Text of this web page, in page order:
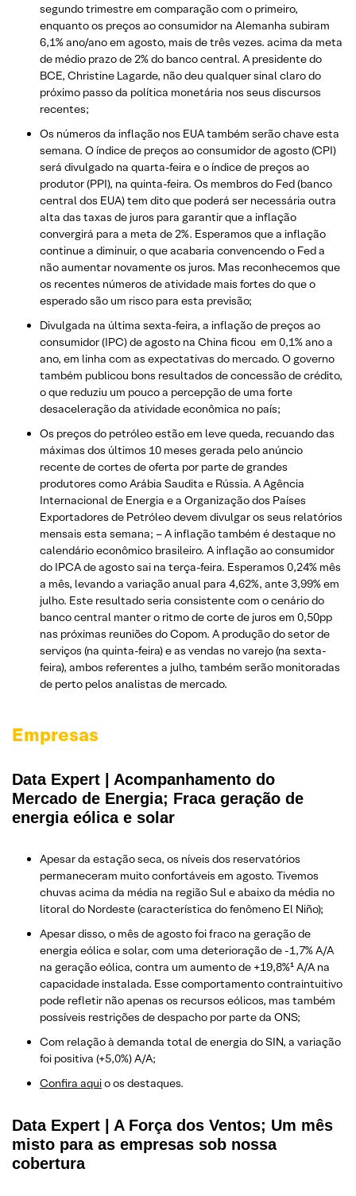
segundo trimestre em comparação com o primeiro,
enquanto os preços ao consumidor na Alemanha subiram
6,1% ano/ano em agosto, mais de três vezes. acima da meta
de médio prazo de 2% do banco central. A presidente do
BCE, Christine Lagarde, não deu qualquer sinal claro do
próximo passo da política monetária nos seus discursos
recentes;
Os números da inflação nos EUA também serão chave esta
semana. O índice de preços ao consumidor de agosto (CPI)
será divulgado na quarta-feira e o índice de preços ao
produtor (PPI), na quinta-feira. Os membros do Fed (banco
central dos EUA) tem dito que poderá ser necessária outra
alta das taxas de juros para garantir que a inflação
convergirá para a meta de 2%. Esperamos que a inflação
continue a diminuir, o que acabaria convencendo o Fed a
não aumentar novamente os juros. Mas reconhecemos que
os recentes números de atividade mais fortes do que o
esperado são um risco para esta previsão;
Divulgada na última sexta-feira, a inflação de preços ao
consumidor (IPC) de agosto na China ficou em 0,1% ano a
ano, em linha com as expectativas do mercado. O governo
também publicou bons resultados de concessão de crédito,
o que reduziu um pouco a percepção de uma forte
desaceleração da atividade econômica no país;
Os preços do petróleo estão em leve queda, recuando das
máximas dos últimos 10 meses gerada pelo anúncio
recente de cortes de oferta por parte de grandes
produtores como Arábia Saudita e Rússia. A Agência
Internacional de Energia e a Organização dos Países
Exportadores de Petróleo devem divulgar os seus relatórios
mensais esta semana; – A inflação também é destaque no
calendário econômico brasileiro. A inflação ao consumidor
do IPCA de agosto sai na terça-feira. Esperamos 0,24% mês
a mês, levando a variação anual para 4,62%, ante 3,99% em
julho. Este resultado seria consistente com o cenário do
banco central manter o ritmo de corte de juros em 0,50pp
nas próximas reuniões do Copom. A produção do setor de
serviços (na quinta-feira) e as vendas no varejo (na sexta-
feira), ambos referentes a julho, também serão monitoradas
de perto pelos analistas de mercado.
Empresas
Data Expert | Acompanhamento do
Mercado de Energia; Fraca geração de
energia eólica e solar
Apesar da estação seca, os níveis dos reservatórios
permaneceram muito confortáveis em agosto. Tivemos
chuvas acima da média na região Sul e abaixo da média no
litoral do Nordeste (característica do fenômeno El Niño);
Apesar disso, o mês de agosto foi fraco na geração de
energia eólica e solar, com uma deterioração de -1,7% A/A
na geração eólica, contra um aumento de +19,8%¹ A/A na
capacidade instalada. Esse comportamento contraintuitivo
pode refletir não apenas os recursos eólicos, mas também
possíveis restrições de despacho por parte da ONS;
Com relação à demanda total de energia do SIN, a variação
foi positiva (+5,0%) A/A;
Confira aquio os destaques.
Data Expert | A Força dos Ventos; Um mês
misto para as empresas sob nossa
cobertura